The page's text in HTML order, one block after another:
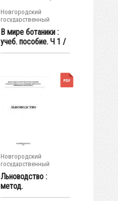
Новгородский
государственный
университет им. Яр....
В мире ботаники :
учеб. пособие. Ч 1 /
авт.-сост...
Новгородский
государственный
университет им. Яр....
Льноводство :
метод.
рекомендации к